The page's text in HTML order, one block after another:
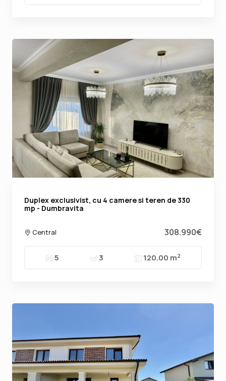
Duplex exclusivist, cu 4 camere si teren de 330
mp - Dumbravita
Central 308.990€
5 3 120.00 m2